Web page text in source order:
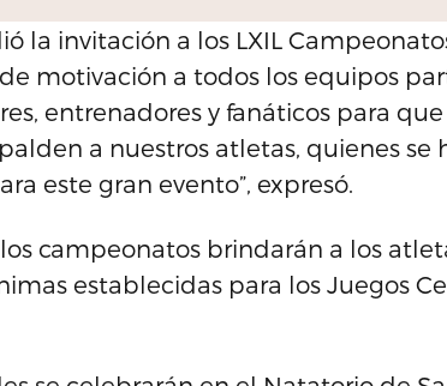
la invitación a los LXIL
motivación a todos los equipos
entrenadores y fanáticos para
a nuestros atletas, quienes se
este gran evento”, expresó.
campeonatos brindarán a los
establecidas para los Juegos